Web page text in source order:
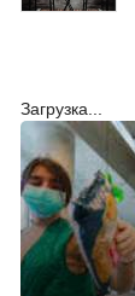
Загрузка...